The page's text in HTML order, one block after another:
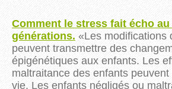
Comment le stress fait écho
générations. «Les modifications
peuvent transmettre des
épigénétiques aux enfants. Les
maltraitance des enfants
vie. Les enfants négligés ou